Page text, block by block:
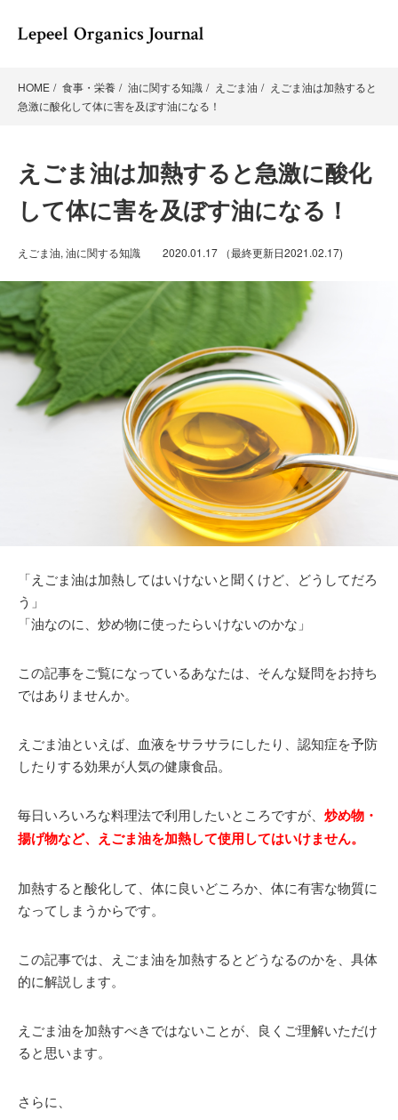
HOME 食事・栄養 油に関する知識 えごま油
えごま油は加熱すると
急激に酸化して体に害を及ぼす油になる！
えごま油は加熱すると急激に酸化
して体に害を及ぼす油になる！
えごま油, 油に関する知識 2020.01.17 （最終更新日2021.02.17)
「えごま油は加熱してはいけないと聞くけど、どうしてだろ
う」
「油なのに、炒め物に使ったらいけないのかな」
この記事をご覧になっているあなたは、そんな疑問をお持ち
ではありませんか。
えごま油といえば、血液をサラサラにしたり、認知症を予防
したりする効果が人気の健康食品。
毎日いろいろな料理法で利用したいところですが、 炒め物・
揚げ物など、えごま油を加熱して使用してはいけません。
加熱すると酸化して、体に良いどころか、体に有害な物質に
なってしまうからです。
この記事では、えごま油を加熱するとどうなるのかを、具体
的に解説します。
えごま油を加熱すべきではないことが、良くご理解いただけ
ると思います。
さらに、